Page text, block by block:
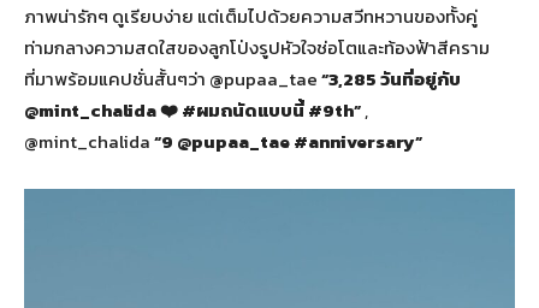
ภาพน่ารักๆ ดูเรียบง่าย แต่เต็มไปด้วยความสวีทหวานของทั้งคู่
ท่ามกลางความสดใสของลูกโป่งรูปหัวใจช่อโตและท้องฟ้าสีคราม
ที่มาพร้อมแคปชั่นสั้นๆว่า @pupaa_tae“3,285 วันที่อยู่กับ
@mint_chalida ❤️ #ผมถนัดแบบนี้ #9th”,
@mint_chalida“9 @pupaa_tae #anniversary”